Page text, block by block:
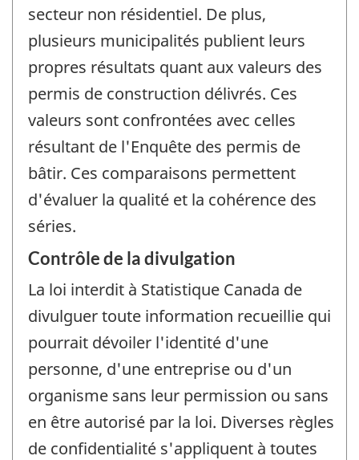
secteur non résidentiel. De plus,
plusieurs municipalités publient leurs
propres résultats quant aux valeurs des
permis de construction délivrés. Ces
valeurs sont confrontées avec celles
résultant de l'Enquête des permis de
bâtir. Ces comparaisons permettent
d'évaluer la qualité et la cohérence des
séries.
Contrôle de la divulgation
La loi interdit à Statistique Canada de
divulguer toute information recueillie qui
pourrait dévoiler l'identité d'une
personne, d'une entreprise ou d'un
organisme sans leur permission ou sans
en être autorisé par la loi. Diverses règles
de confidentialité s'appliquent à toutes